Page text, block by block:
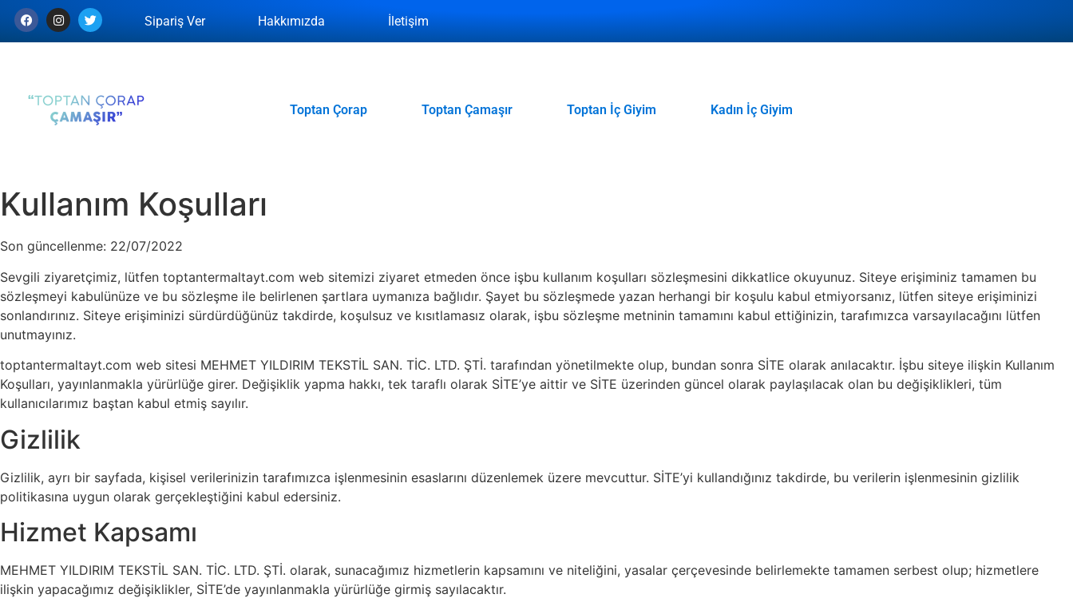
Sipariş Ver Hakkımızda İletişim
Toptan Çorap Toptan Çamaşır Toptan İç Giyim Kadın İç Giyim
Kullanım Koşulları
Son güncellenme: 22/07/2022
Sevgili ziyaretçimiz, lütfen toptantermaltayt.com web sitemizi ziyaret etmeden önce işbu kullanım koşulları sözleşmesini dikkatlice okuyunuz. Siteye erişiminiz tamamen bu
sözleşmeyi kabulünüze ve bu sözleşme ile belirlenen şartlara uymanıza bağlıdır. Şayet bu sözleşmede yazan herhangi bir koşulu kabul etmiyorsanız, lütfen siteye erişiminizi
sonlandırınız. Siteye erişiminizi sürdürdüğünüz takdirde, koşulsuz ve kısıtlamasız olarak, işbu sözleşme metninin tamamını kabul ettiğinizin, tarafımızca varsayılacağını lütfen
unutmayınız.
toptantermaltayt.com web sitesi MEHMET YILDIRIM TEKSTİL SAN. TİC. LTD. ŞTİ. tarafından yönetilmekte olup, bundan sonra SİTE olarak anılacaktır. İşbu siteye ilişkin Kullanım
Koşulları, yayınlanmakla yürürlüğe girer. Değişiklik yapma hakkı, tek taraflı olarak SİTE’ye aittir ve SİTE üzerinden güncel olarak paylaşılacak olan bu değişiklikleri, tüm
kullanıcılarımız baştan kabul etmiş sayılır.
Gizlilik
Gizlilik, ayrı bir sayfada, kişisel verilerinizin tarafımızca işlenmesinin esaslarını düzenlemek üzere mevcuttur. SİTE’yi kullandığınız takdirde, bu verilerin işlenmesinin gizlilik
politikasına uygun olarak gerçekleştiğini kabul edersiniz.
Hizmet Kapsamı
MEHMET YILDIRIM TEKSTİL SAN. TİC. LTD. ŞTİ. olarak, sunacağımız hizmetlerin kapsamını ve niteliğini, yasalar çerçevesinde belirlemekte tamamen serbest olup; hizmetlere
ilişkin yapacağımız değişiklikler, SİTE’de yayınlanmakla yürürlüğe girmiş sayılacaktır.